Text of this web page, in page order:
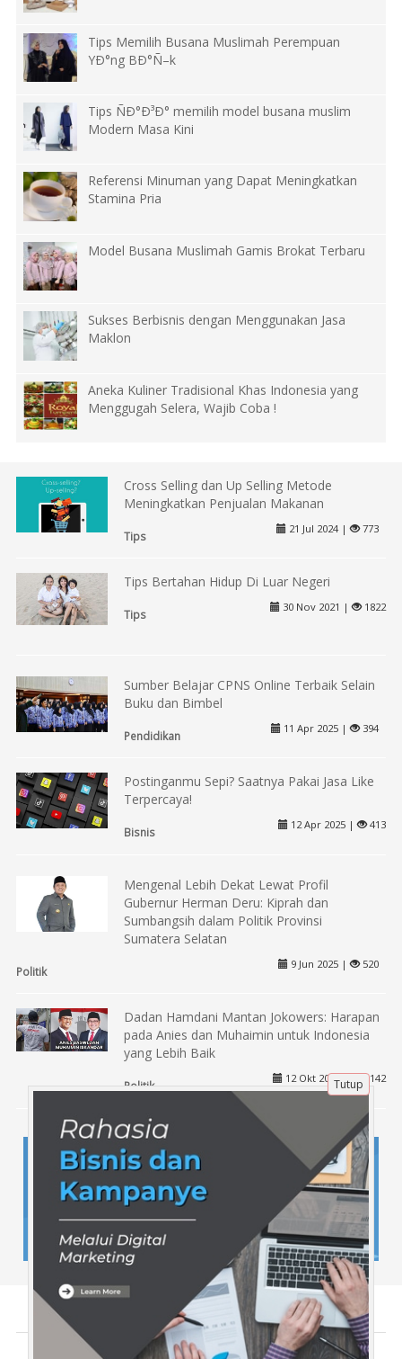
Tips Memilih Busana Muslimah Perempuan
YÐ°ng BÐ°Ñ–k
Tips ÑÐ°Ð³Ð° memilih model busana muslim
Modern Masa Kini
Referensi Minuman yang Dapat Meningkatkan
Stamina Pria
Model Busana Muslimah Gamis Brokat Terbaru
Sukses Berbisnis dengan Menggunakan Jasa
Maklon
Aneka Kuliner Tradisional Khas Indonesia yang
Menggugah Selera, Wajib Coba !
Cross Selling dan Up Selling Metode
Meningkatkan Penjualan Makanan
Tips
21 Jul 2024 | 773
Tips Bertahan Hidup Di Luar Negeri
Tips
30 Nov 2021 | 1822
Sumber Belajar CPNS Online Terbaik Selain
Buku dan Bimbel
Pendidikan
11 Apr 2025 | 394
Postinganmu Sepi? Saatnya Pakai Jasa Like
Terpercaya!
Bisnis
12 Apr 2025 | 413
Mengenal Lebih Dekat Lewat Profil
Gubernur Herman Deru: Kiprah dan
Sumbangsih dalam Politik Provinsi
Sumatera Selatan
Politik
9 Jun 2025 | 520
Dadan Hamdani Mantan Jokowers: Harapan
pada Anies dan Muhaimin untuk Indonesia
yang Lebih Baik
Politik
12 Okt 2023 | 1142
Tentang Kami
Artikel
Tutup